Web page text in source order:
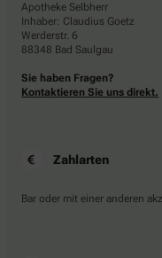
Apotheke Selbherr
Inhaber: Claudius Goetz
Werderstr. 6
88348 Bad Saulgau
Sie haben Fragen?
Kontaktieren Sie uns direkt.
Zahlarten
Bar oder mit einer anderen